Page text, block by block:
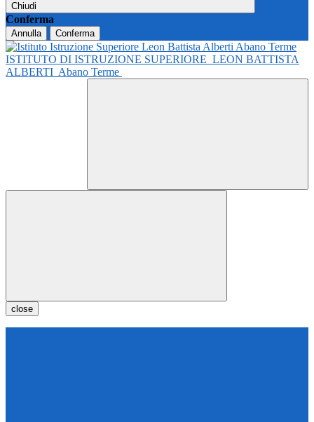
Chiudi
Conferma
Annulla Conferma
ISTITUTO DI ISTRUZIONE SUPERIORE LEON BATTISTA
ALBERTI Abano Terme
close